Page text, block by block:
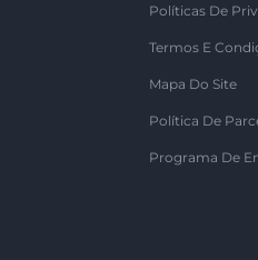
Políticas De
Termos E
Mapa Do Site
Política De
Programa De